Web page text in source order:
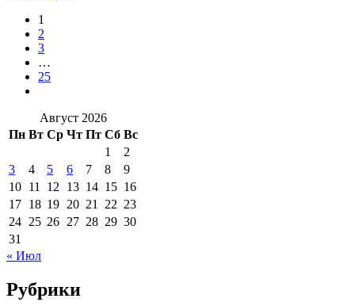
1
2
3
…
25
Август 2026
Пн Вт Ср Чт Пт Сб Вс
1
2
3
4 5 6 7 8
9
10 11 12 13 14 15 16
17 18 19 20 21 22 23
24 25 26 27 28 29 30
31
« Июл
Рубрики